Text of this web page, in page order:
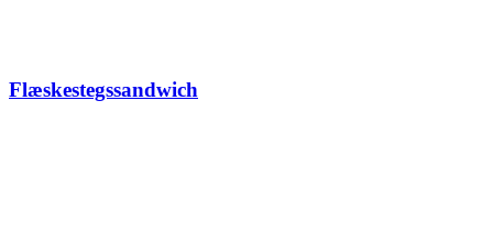
Flæskestegssandwich